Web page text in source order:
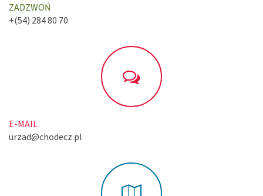
ZADZWOŃ
+(54) 284 80 70
E-MAIL
urzad@chodecz.pl